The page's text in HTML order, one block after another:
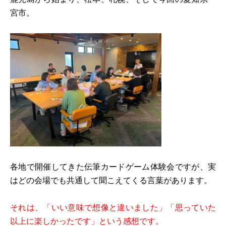
宮市。
各地で開催してきた伝筆カードゲーム体験会ですが、実
はどの会場でも共通して聞こえてくる言葉があります。
それは、「いい意味で想像と違いました」「思っていた
以上に楽しかったです」という感想です。